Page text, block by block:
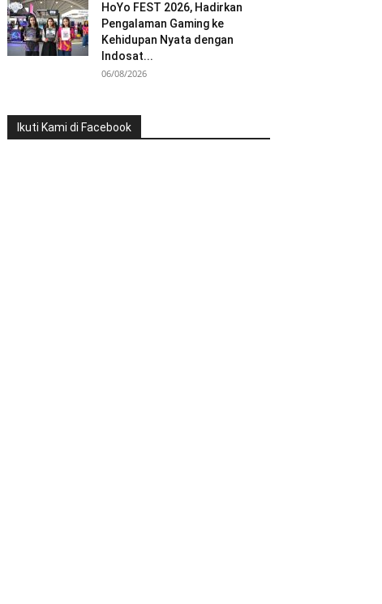
HoYo FEST 2026, Hadirkan
Pengalaman Gaming ke
Kehidupan Nyata dengan
Indosat...
06/08/2026
Ikuti Kami di Facebook